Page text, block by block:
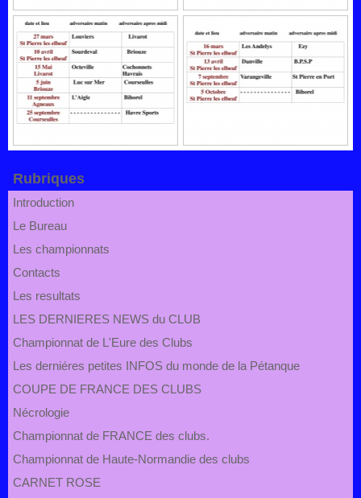
Rubriques
Introduction
Le Bureau
Les championnats
Contacts
Les resultats
LES DERNIERES NEWS du CLUB
Championnat de L'Eure des Clubs
Les derniéres petites INFOS du monde de la Pétanque
COUPE DE FRANCE DES CLUBS
Nécrologie
Championnat de FRANCE des clubs.
Championnat de Haute-Normandie des clubs
CARNET ROSE